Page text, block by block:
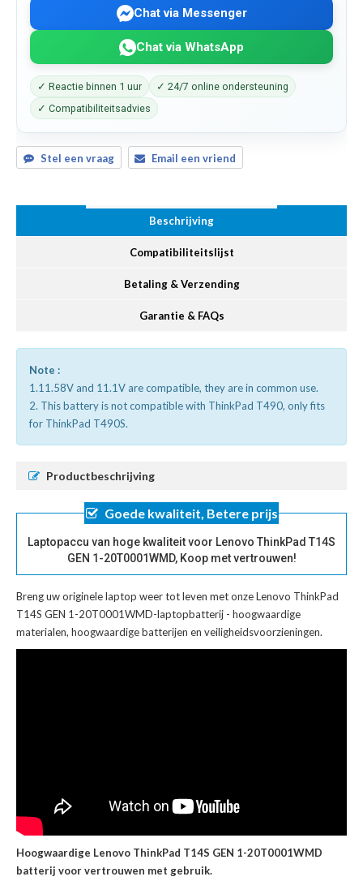
Chat via Messenger
Chat via WhatsApp
✓ Reactie binnen 1 uur
✓ 24/7 online ondersteuning
✓ Compatibiliteitsadvies
Stel een vraag Email een vriend
Beschrijving
Compatibiliteitslijst
Betaling & Verzending
Garantie & FAQs
Note :
1.11.58V and 11.1V are compatible, they are in common use.
2. This battery is not compatible with ThinkPad T490, only fits
for ThinkPad T490S.
Productbeschrijving
Goede kwaliteit, Betere prijs
Laptopaccu van hoge kwaliteit voor Lenovo ThinkPad T14S
GEN 1-20T0001WMD, Koop met vertrouwen!
Breng uw originele laptop weer tot leven met onzeLenovo ThinkPad
T14S GEN 1-20T0001WMD-laptopbatterij - hoogwaardige
materialen, hoogwaardige batterijen en veiligheidsvoorzieningen.
Hoogwaardige Lenovo ThinkPad T14S GEN 1-20T0001WMD
batterij voor vertrouwen met gebruik.